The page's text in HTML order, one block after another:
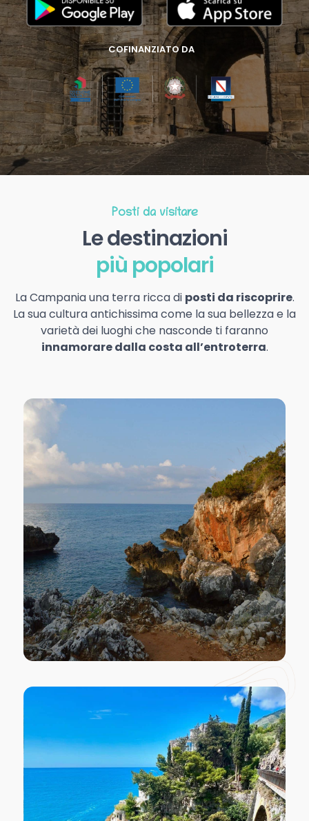
COFINANZIATO DA
Posti da visitare
Le destinazioni
più popolari
La Campania una terra ricca di posti da riscoprire.
La sua cultura antichissima come la sua bellezza e la
varietà dei luoghi che nasconde ti faranno
innamorare dalla costa all’entroterra.